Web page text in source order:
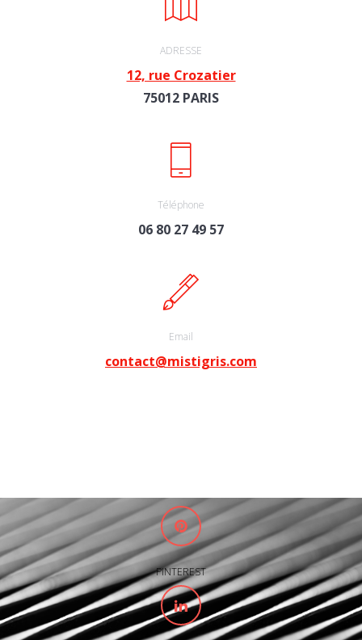
ADRESSE
12, rue Crozatier
75012 PARIS
Téléphone
06 80 27 49 57
Email
contact@mistigris.com
PINTEREST